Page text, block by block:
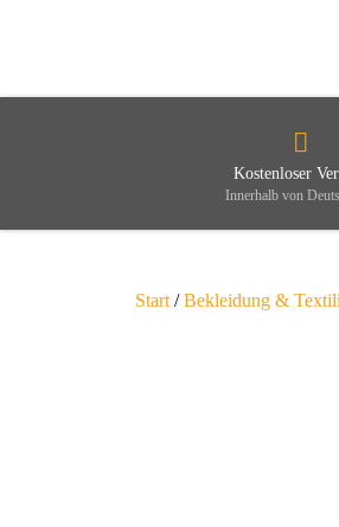
Kostenloser
Innerhalb von
Start /Bekleidung &